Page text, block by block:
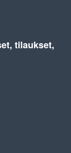
tilaukset,